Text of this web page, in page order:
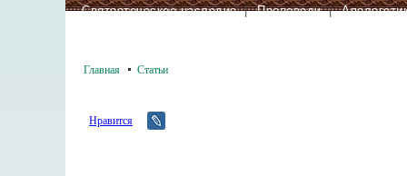
Святоотеческое наследие | Проповеди |
Главная Статьи
Нравится